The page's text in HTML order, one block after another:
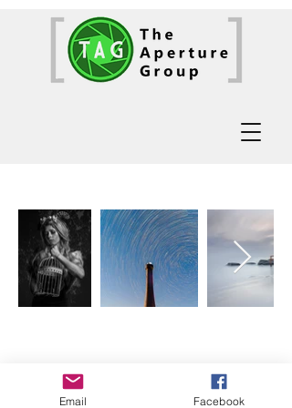
Email Facebook